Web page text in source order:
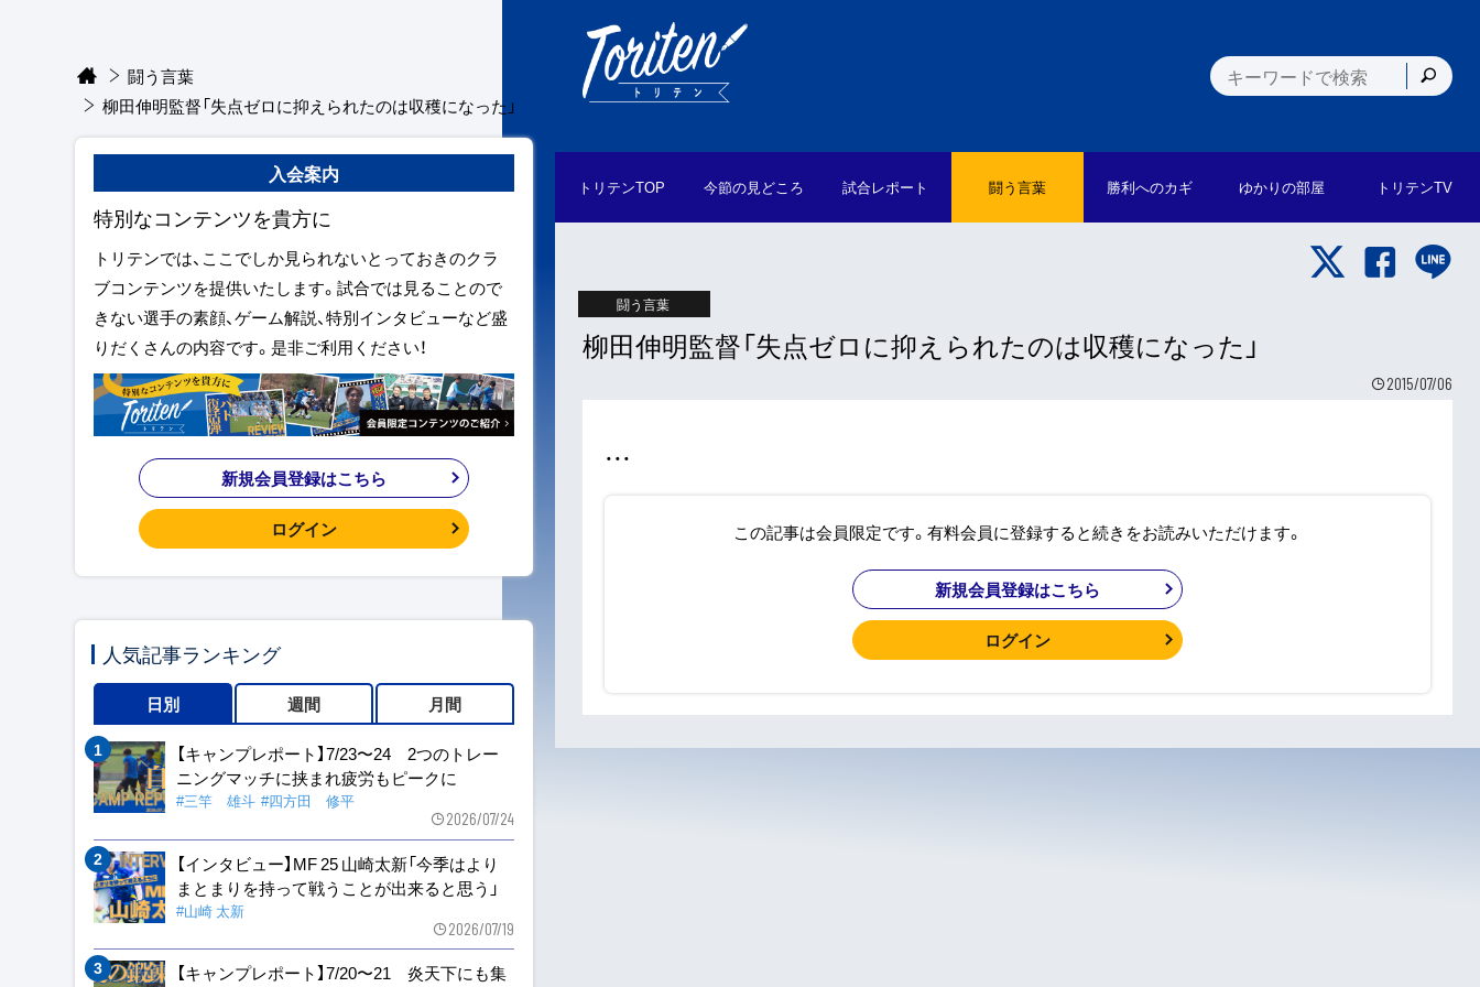
トリテンTOP 今節の見どころ 試合レポート 闘う言葉 勝利へのカギ ゆかりの部屋 トリテンTV
闘う言葉
柳田伸明監督「失点ゼロに抑えられたのは収穫になった」
2015/07/06
・・・
この記事は会員限定です。有料会員に登録すると続きをお読みいただけます。
新規会員登録はこちら
ログイン
闘う言葉
柳田伸明監督「失点ゼロに抑えられたのは収穫になった」
入会案内
特別なコンテンツを貴方に
トリテンでは、ここでしか見られないとっておきのクラ
ブコンテンツを提供いたします。試合では見ることので
きない選手の素顔、ゲーム解説、特別インタビューなど盛
りだくさんの内容です。是非ご利用ください！
新規会員登録はこちら
ログイン
人気記事ランキング
日別 週間 月間
【キャンプレポート】7/23〜24 2つのトレー
ニングマッチに挟まれ疲労もピークに
#三竿 雄斗 #四方田 修平
2026/07/24
【インタビュー】MF 25 山崎太新「今季はより
まとまりを持って戦うことが出来ると思う」
#山崎 太新
2026/07/19
【キャンプレポート】7/20〜21 炎天下にも集